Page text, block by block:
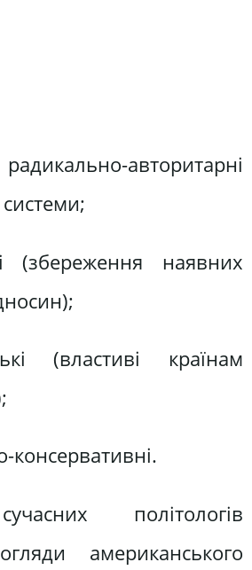
авторитарні
(збереження наявних
(властиві країнам
консервативні.
політологів
американського